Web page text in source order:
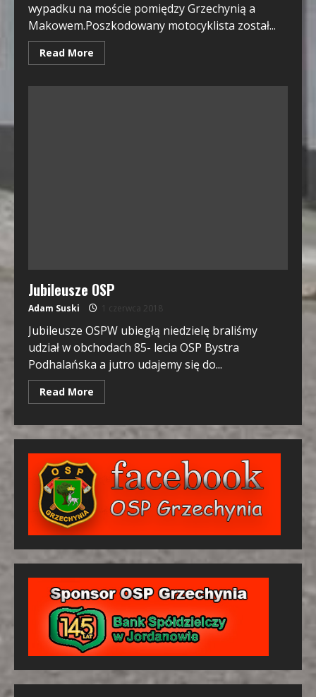
wypadku na moście pomiędzy Grzechynią a
Makowem.Poszkodowany motocyklista został...
Read More
Jubileusze OSP
Adam Suski 1 czerwca 2018
Jubileusze OSPW ubiegłą niedzielę braliśmy
udział w obchodach 85- lecia OSP Bystra
Podhalańska a jutro udajemy się do...
Read More